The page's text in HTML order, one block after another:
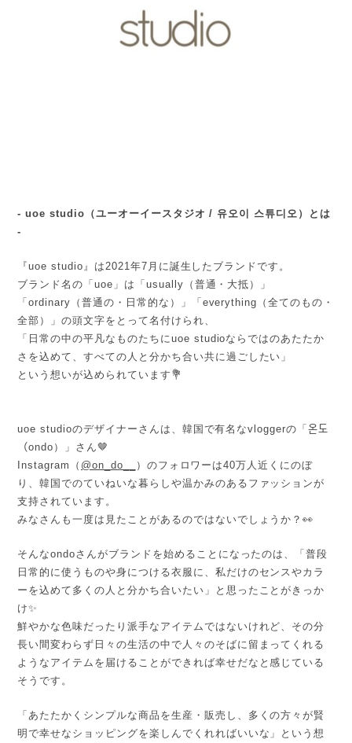
- uoe studio（ユーオーイースタジオ / 유오이 스튜디오）とは
-
『uoe studio』は2021年7月に誕生したブランドです。
ブランド名の「uoe」は「usually（普通・大抵）」
「ordinary（普通の・日常的な）」「everything（全てのもの・
全部）」の頭文字をとって名付けられ、
「日常の中の平凡なものたちにuoe studioならではのあたたか
さを込めて、すべての人と分かち合い共に過ごしたい」
という想いが込められています💐
uoe studioのデザイナーさんは、韓国で有名なvloggerの「온도
（ondo）」さん🤎
Instagram（ @on_do__
）のフォロワーは40万人近くにのぼ
り、韓国でのていねいな暮らしや温かみのあるファッションが
支持されています。
みなさんも一度は見たことがあるのではないでしょうか？👀
そんなondoさんがブランドを始めることになったのは、「普段
日常的に使うものや身につける衣服に、私だけのセンスやカラ
ーを込めて多くの人と分かち合いたい」と思ったことがきっか
け✨
鮮やかな色味だったり派手なアイテムではないけれど、その分
長い間変わらず日々の生活の中で人々のそばに留まってくれる
ようなアイテムを届けることができれば幸せだなと感じている
そうです。
「あたたかくシンプルな商品を生産・販売し、多くの方々が賢
明で幸せなショッピングを楽しんでくれればいいな」という想